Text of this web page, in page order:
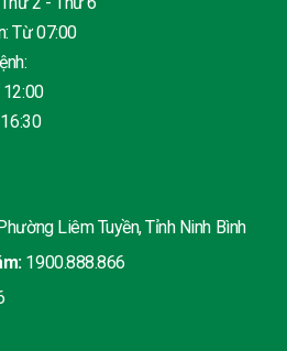
Từ 07:00
Liêm Tuyền, Tỉnh Ninh Bình
1900.888.866